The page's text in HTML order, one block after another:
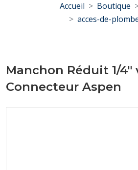
Accueil Boutique
acces-de-
Manchon Réduit 1/4"
Connecteur Aspen